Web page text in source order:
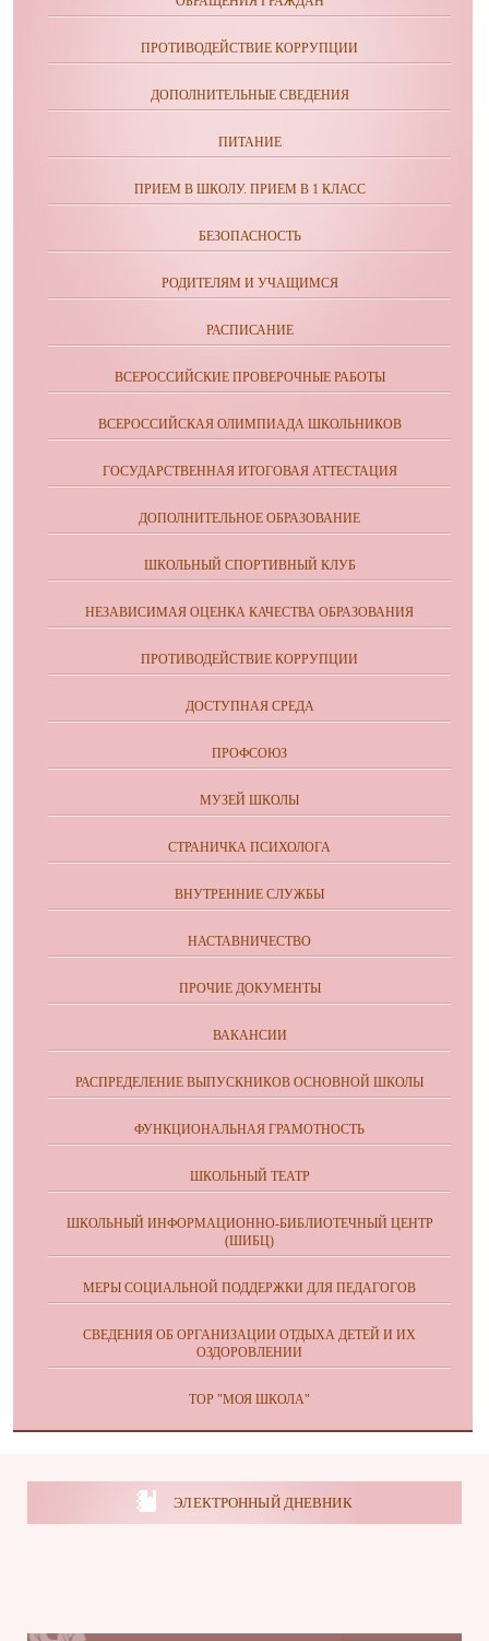
ПРОТИВОДЕЙСТВИЕ КОРРУПЦИИ
ДОПОЛНИТЕЛЬНЫЕ СВЕДЕНИЯ
ПИТАНИЕ
ПРИЕМ В ШКОЛУ. ПРИЕМ В 1 КЛАСС
БЕЗОПАСНОСТЬ
РОДИТЕЛЯМ И УЧАЩИМСЯ
РАСПИСАНИЕ
ВСЕРОССИЙСКИЕ ПРОВЕРОЧНЫЕ РАБОТЫ
ВСЕРОССИЙСКАЯ ОЛИМПИАДА ШКОЛЬНИКОВ
ГОСУДАРСТВЕННАЯ ИТОГОВАЯ АТТЕСТАЦИЯ
ДОПОЛНИТЕЛЬНОЕ ОБРАЗОВАНИЕ
ШКОЛЬНЫЙ СПОРТИВНЫЙ КЛУБ
НЕЗАВИСИМАЯ ОЦЕНКА КАЧЕСТВА ОБРАЗОВАНИЯ
ПРОТИВОДЕЙСТВИЕ КОРРУПЦИИ
ДОСТУПНАЯ СРЕДА
ПРОФСОЮЗ
МУЗЕЙ ШКОЛЫ
СТРАНИЧКА ПСИХОЛОГА
ВНУТРЕННИЕ СЛУЖБЫ
НАСТАВНИЧЕСТВО
ПРОЧИЕ ДОКУМЕНТЫ
ВАКАНСИИ
РАСПРЕДЕЛЕНИЕ ВЫПУСКНИКОВ ОСНОВНОЙ ШКОЛЫ
ФУНКЦИОНАЛЬНАЯ ГРАМОТНОСТЬ
ШКОЛЬНЫЙ ТЕАТР
ШКОЛЬНЫЙ ИНФОРМАЦИОННО-БИБЛИОТЕЧНЫЙ ЦЕНТР
(ШИБЦ)
МЕРЫ СОЦИАЛЬНОЙ ПОДДЕРЖКИ ДЛЯ ПЕДАГОГОВ
СВЕДЕНИЯ ОБ ОРГАНИЗАЦИИ ОТДЫХА ДЕТЕЙ И ИХ
ОЗДОРОВЛЕНИИ
ТОР "МОЯ ШКОЛА"
ЭЛЕКТРОННЫЙ ДНЕВНИК